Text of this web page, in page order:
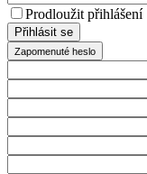
Prodloužit přihlášení
Přihlásit se
Zapomenuté heslo